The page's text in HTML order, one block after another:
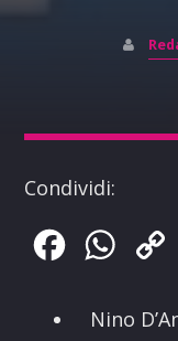
Condividi:
Facebook
Nino